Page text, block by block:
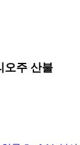
오주 산불